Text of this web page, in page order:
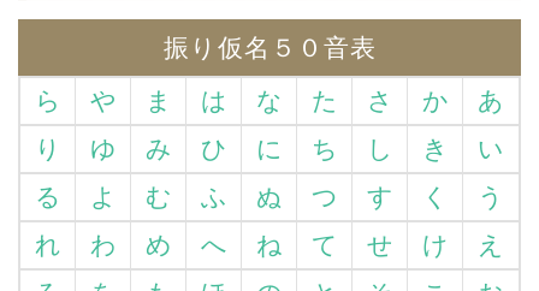
振り仮名５０音表
ら
や ま は な た さ か
あ
り
ゆ み ひ に ち し き
い
る
よ む ふ ぬ つ す く
う
れ
わ め へ ね て せ け
え